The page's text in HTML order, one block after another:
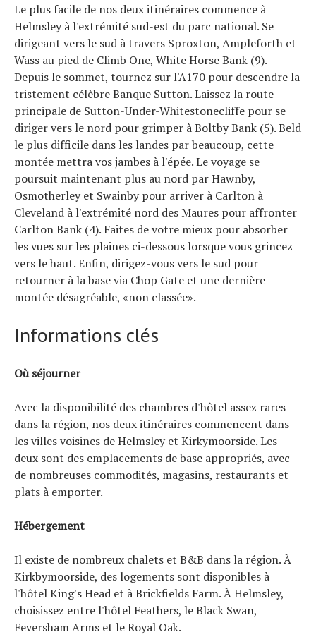
Le plus facile de nos deux itinéraires commence à
Helmsley à l'extrémité sud-est du parc national. Se
dirigeant vers le sud à travers Sproxton, Ampleforth et
Wass au pied de Climb One, White Horse Bank (9).
Depuis le sommet, tournez sur l'A170 pour descendre la
tristement célèbre Banque Sutton. Laissez la route
principale de Sutton-Under-Whitestonecliffe pour se
diriger vers le nord pour grimper à Boltby Bank (5). Beld
le plus difficile dans les landes par beaucoup, cette
montée mettra vos jambes à l'épée. Le voyage se
poursuit maintenant plus au nord par Hawnby,
Osmotherley et Swainby pour arriver à Carlton à
Cleveland à l'extrémité nord des Maures pour affronter
Carlton Bank (4). Faites de votre mieux pour absorber
les vues sur les plaines ci-dessous lorsque vous grincez
vers le haut. Enfin, dirigez-vous vers le sud pour
retourner à la base via Chop Gate et une dernière
montée désagréable, «non classée».
Informations clés
Où séjourner
Avec la disponibilité des chambres d'hôtel assez rares
dans la région, nos deux itinéraires commencent dans
les villes voisines de Helmsley et Kirkymoorside. Les
deux sont des emplacements de base appropriés, avec
de nombreuses commodités, magasins, restaurants et
plats à emporter.
Hébergement
Il existe de nombreux chalets et B&B dans la région. À
Kirkbymoorside, des logements sont disponibles à
l'hôtel King's Head et à Brickfields Farm. À Helmsley,
choisissez entre l'hôtel Feathers, le Black Swan,
Feversham Arms et le Royal Oak.